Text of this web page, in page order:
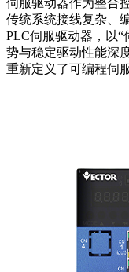
传统系统接线复杂、
PLC伺服驱动器，以“
势与稳定驱动性能深
重新定义了可编程伺